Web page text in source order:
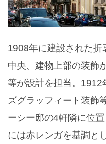
1908年に建設された折
中央、建物上部の装飾
等が設計を担当。1912
ズグラッフィート装飾
ーシー邸の4軒隣に位
には赤レンガを基調と